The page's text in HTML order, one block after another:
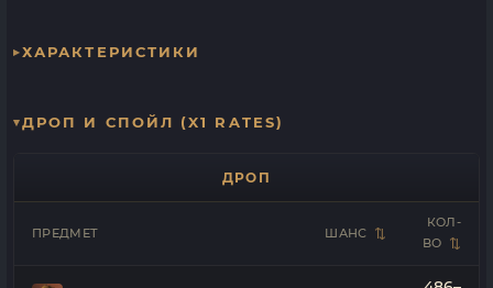
ХАРАКТЕРИСТИКИ
ДРОП И СПОЙЛ (X1 RATES)
ДРОП
ПРЕДМЕТ ШАНС
КОЛ-
ВО